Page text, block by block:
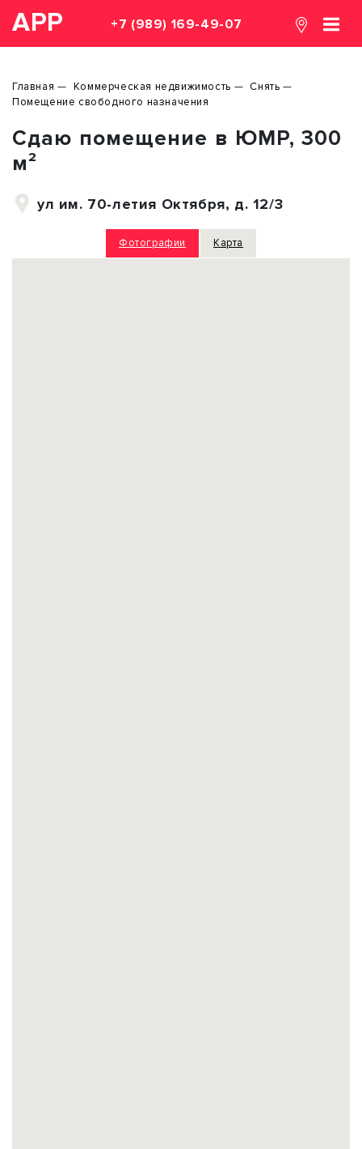
АРР +7 (989) 169-49-07
Главная Коммерческая недвижимость
Снять
Помещение свободного назначения
Сдаю помещение в ЮМР, 300
м²
ул им. 70-летия Октября, д. 12/3
Фотографии Карта